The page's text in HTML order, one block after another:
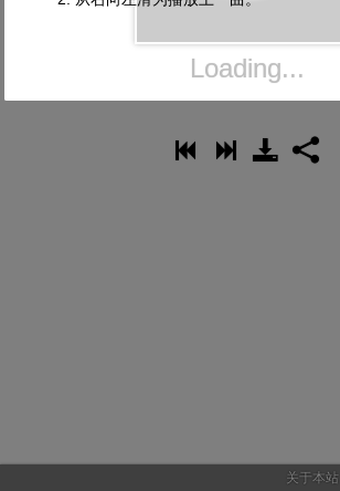
Loading...
上 下 存 享
关于本站